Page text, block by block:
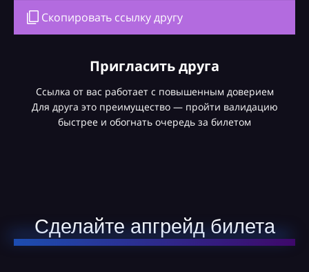
Скопировать ссылку другу
Пригласить друга
Ссылка от вас работает с повышенным доверием
Для друга это преимущество — пройти валидацию
быстрее и обогнать очередь за билетом
Сделайте апгрейд билета